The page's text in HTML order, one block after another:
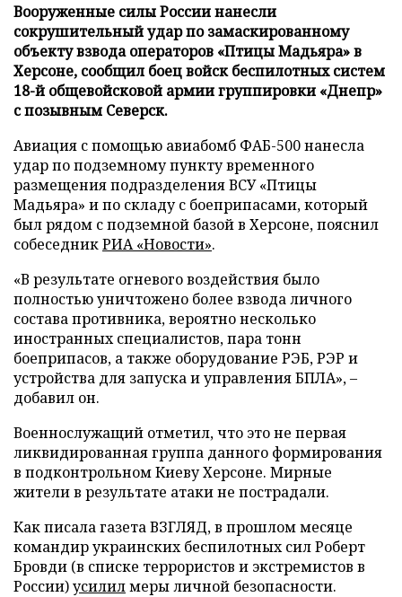
Вооруженные силы России нанесли
сокрушительный удар по замаскированному
объекту взвода операторов «Птицы Мадьяра» в
Херсоне, сообщил боец войск беспилотных систем
18-й общевойсковой армии группировки «Днепр»
с позывным Северск.
Авиация с помощью авиабомб ФАБ-500 нанесла
удар по подземному пункту временного
размещения подразделения ВСУ «Птицы
Мадьяра» и по складу с боеприпасами, который
был рядом с подземной базой в Херсоне, пояснил
собеседникРИА «Новости».
«В результате огневого воздействия было
полностью уничтожено более взвода личного
состава противника, вероятно несколько
иностранных специалистов, пара тонн
боеприпасов, а также оборудование РЭБ, РЭР и
устройства для запуска и управления БПЛА», –
добавил он.
Военнослужащий отметил, что это не первая
ликвидированная группа данного формирования
в подконтрольном Киеву Херсоне. Мирные
жители в результате атаки не пострадали.
Как писала газета ВЗГЛЯД, в прошлом месяце
командир украинских беспилотных сил Роберт
Бровди (в списке террористов и экстремистов в
России)усилилмеры личной безопасности.